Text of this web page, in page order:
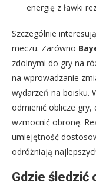
energię z ławki
Szczególnie
meczu. Zarówno
zdolnymi do gry na
na wprowadzanie
wydarzeń na boisku.
odmienić oblicze gry,
wzmocnić obronę.
umiejętność
odróżniają
Gdzie śledzić